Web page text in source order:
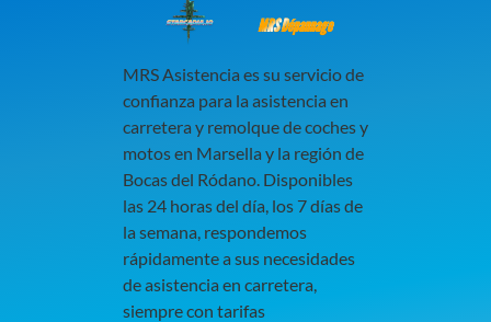
MRS Dépannage
MRS Asistencia es su servicio de
confianza para la asistencia en
carretera y remolque de coches y
motos en Marsella y la región de
Bocas del Ródano. Disponibles
las 24 horas del día, los 7 días de
la semana, respondemos
rápidamente a sus necesidades
de asistencia en carretera,
siempre con tarifas